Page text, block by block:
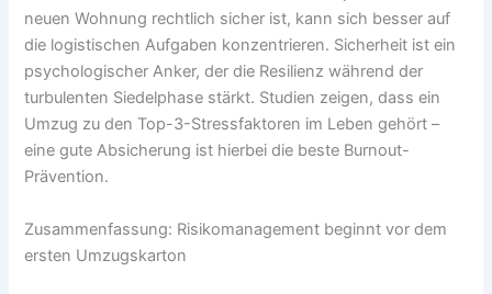
neuen Wohnung rechtlich sicher ist, kann sich besser auf
die logistischen Aufgaben konzentrieren. Sicherheit ist ein
psychologischer Anker, der die Resilienz während der
turbulenten Siedelphase stärkt. Studien zeigen, dass ein
Umzug zu den Top-3-Stressfaktoren im Leben gehört –
eine gute Absicherung ist hierbei die beste Burnout-
Prävention.
Zusammenfassung: Risikomanagement beginnt vor dem
ersten Umzugskarton